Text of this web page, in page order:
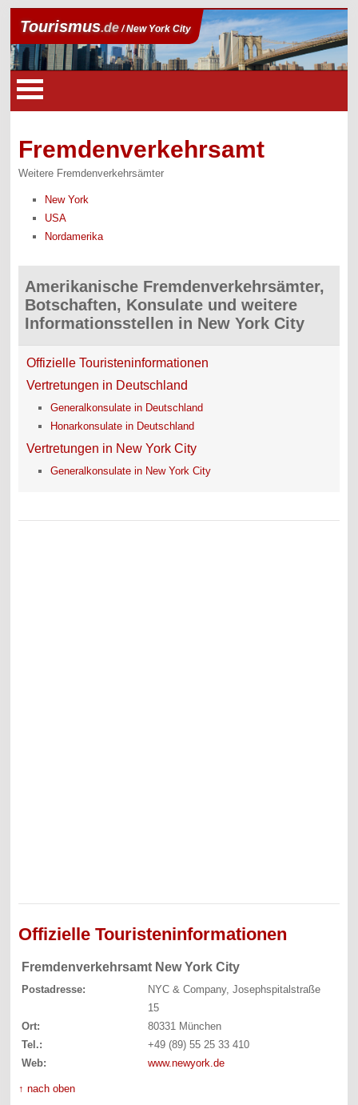
Tourismus.de/ New York City
Fremdenverkehrsamt
Weitere Fremdenverkehrsämter
New York
USA
Nordamerika
Amerikanische Fremdenverkehrsämter,
Botschaften, Konsulate und weitere
Informationsstellen in New York City
Offizielle Touristeninformationen
Vertretungen in Deutschland
Generalkonsulate in Deutschland
Honarkonsulate in Deutschland
Vertretungen in New York City
Generalkonsulate in New York City
Offizielle Touristeninformationen
Fremdenverkehrsamt New York City
Postadresse:
NYC & Company, Josephspitalstraße
15
Ort:
80331 München
Tel.:
+49 (89) 55 25 33 410
Web:
www.newyork.de
↑ nach oben